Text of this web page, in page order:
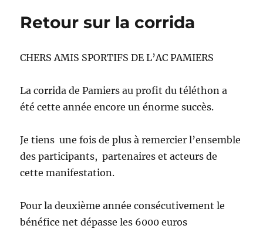
pour
Retour sur la corrida
CHERS AMIS SPORTIFS DE L’AC PAMIERS
La corrida de Pamiers au profit du téléthon a
été cette année encore un énorme succès.
Je tiens une fois de plus à remercier l’ensemble
des participants, partenaires et acteurs de
cette manifestation.
Pour la deuxième année consécutivement le
bénéfice net dépasse les 6000 euros